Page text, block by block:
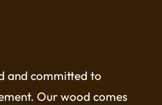
and committed to
Our wood comes